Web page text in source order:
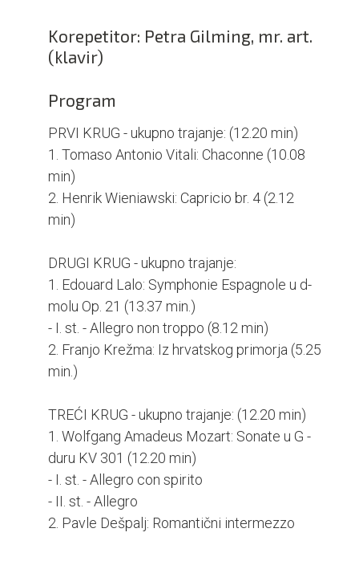
Korepetitor: Petra Gilming, mr. art.
(klavir)
Program
PRVI KRUG - ukupno trajanje: (12.20 min)
1. Tomaso Antonio Vitali: Chaconne (10.08
min)
2. Henrik Wieniawski: Capricio br. 4 (2.12
min)
DRUGI KRUG - ukupno trajanje:
1. Edouard Lalo: Symphonie Espagnole u d-
molu Op. 21 (13.37 min.)
- I. st. - Allegro non troppo (8.12 min)
2. Franjo Krežma: Iz hrvatskog primorja (5.25
min.)
TREĆI KRUG - ukupno trajanje: (12.20 min)
1. Wolfgang Amadeus Mozart: Sonate u G -
duru KV 301 (12.20 min)
- I. st. - Allegro con spirito
- II. st. - Allegro
2. Pavle Dešpalj: Romantični intermezzo